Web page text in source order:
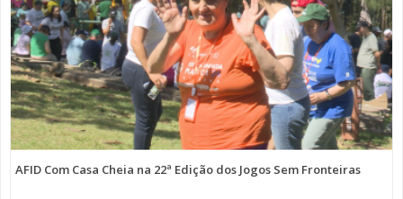
AFID Com Casa Cheia na 22ª Edição dos Jogos Sem Fronteiras